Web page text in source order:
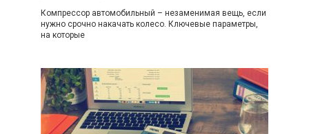
Компрессор автомобильный – незаменимая вещь, если
нужно срочно накачать колесо. Ключевые параметры,
на которые